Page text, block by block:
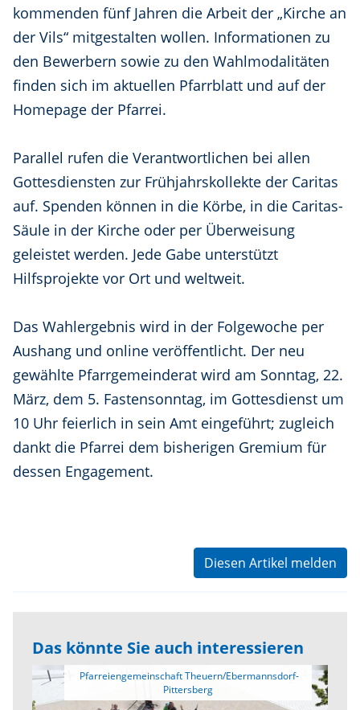
kommenden fünf Jahren die Arbeit der „Kirche an
der Vils“ mitgestalten wollen. Informationen zu
den Bewerbern sowie zu den Wahlmodalitäten
finden sich im aktuellen Pfarrblatt und auf der
Homepage der Pfarrei.
Parallel rufen die Verantwortlichen bei allen
Gottesdiensten zur Frühjahrskollekte der Caritas
auf. Spenden können in die Körbe, in die Caritas-
Säule in der Kirche oder per Überweisung
geleistet werden. Jede Gabe unterstützt
Hilfsprojekte vor Ort und weltweit.
Das Wahlergebnis wird in der Folgewoche per
Aushang und online veröffentlicht. Der neu
gewählte Pfarrgemeinderat wird am Sonntag, 22.
März, dem 5. Fastensonntag, im Gottesdienst um
10 Uhr feierlich in sein Amt eingeführt; zugleich
dankt die Pfarrei dem bisherigen Gremium für
dessen Engagement.
Diesen Artikel melden
Das könnte Sie auch interessieren